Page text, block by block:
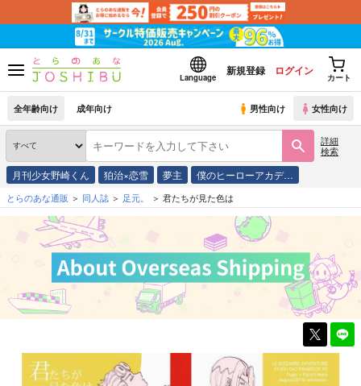
Language
新規登録 ログイン
カート
全年齢向け 成年向け 男性向け 女性向け
詳細
検索
月刊少女野崎くん 狛治×恋雪 夢主 僕のヒーローアカデ…
とらのあな通販 同人誌 足元。 君たちが見た色は